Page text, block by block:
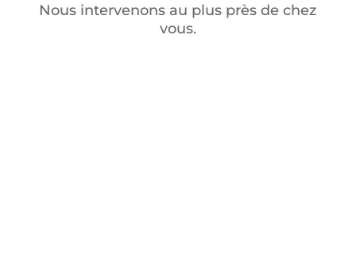
Nous intervenons au plus près de chez
vous.